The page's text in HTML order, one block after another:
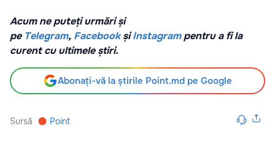
Acum ne puteți urmări și
pe Telegram, Facebook șiInstagrampentru a fi la
curent cu ultimele știri.
Abonați-vă la știrile Point.md pe Google
Sursă Point